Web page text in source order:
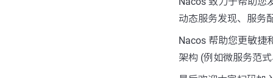
动态服务发现、服务
Nacos 帮助您更敏捷
架构 (例如微服务范